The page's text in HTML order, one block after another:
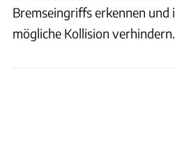
Bremseingriffs erkennen und
mögliche Kollision verhindern.